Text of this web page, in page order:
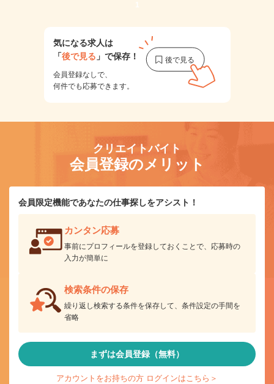
1
気になる求人は
「後で見る 」で保存！
会員登録なしで、
何件でも応募できます。
クリエイトバイト
会員登録のメリット
会員限定機能であなたの仕事探しをアシスト！
カンタン応募
事前にプロフィールを登録しておくことで、応募時の
入力が簡単に
検索条件の保存
繰り返し検索する条件を保存して、条件設定の手間を
省略
まずは会員登録（無料）
アカウントをお持ちの方 ログインはこちら＞